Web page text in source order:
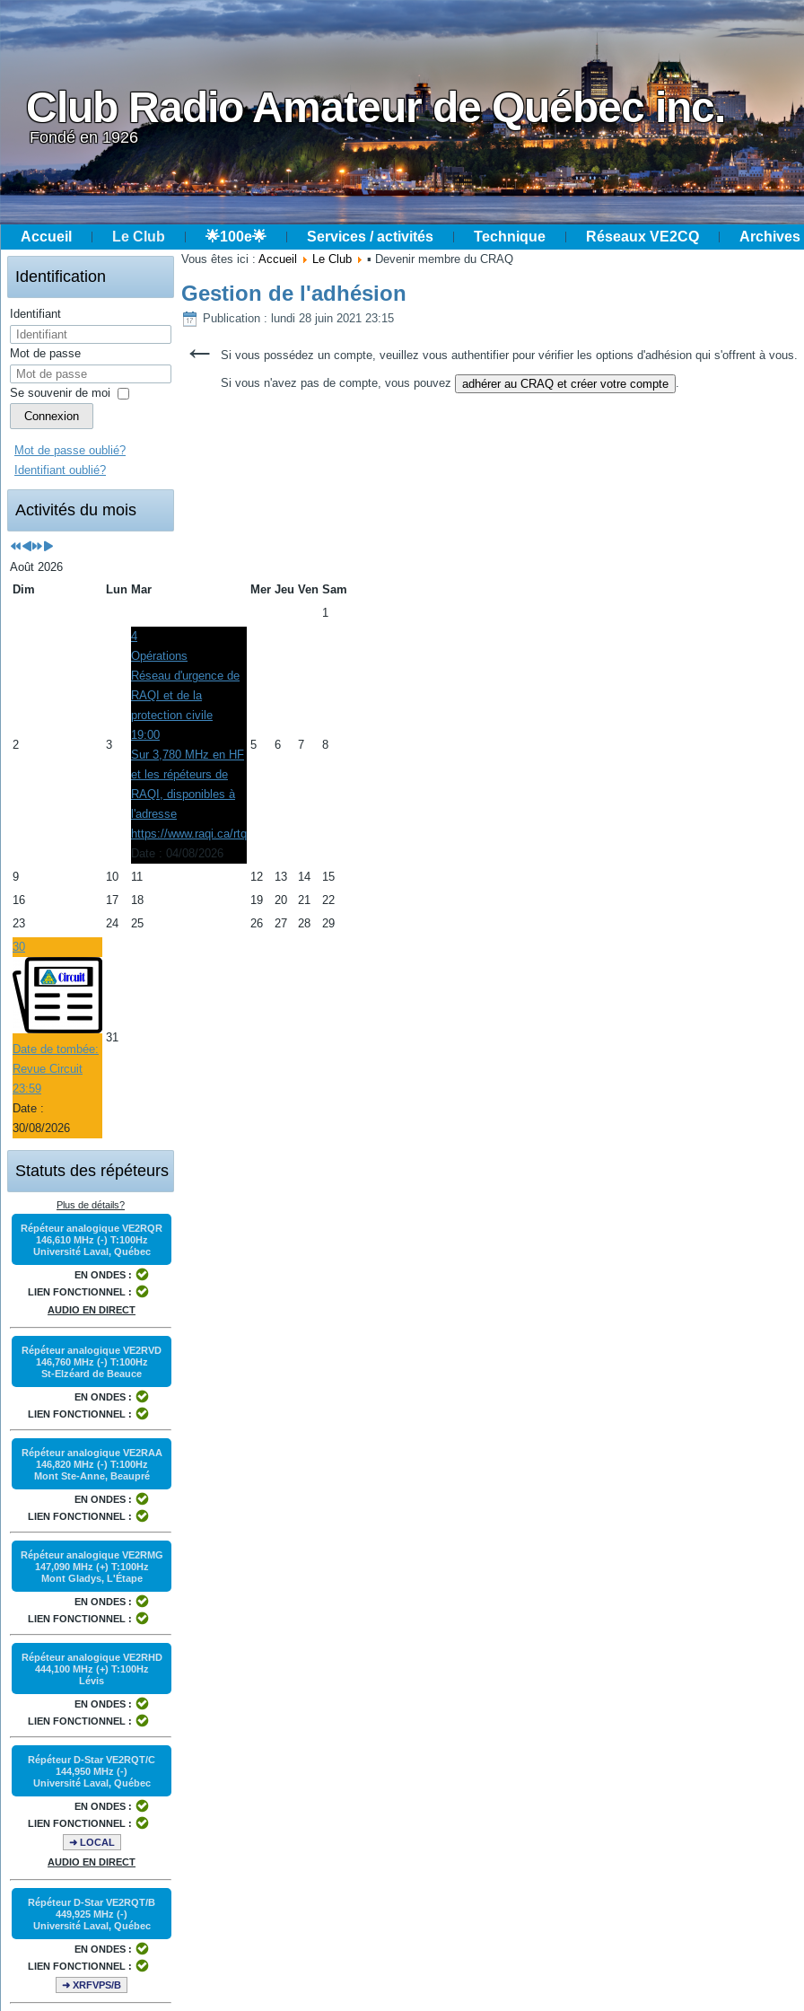
Club Radio Amateur de Québec inc.
Fondé en 1926
Accueil Le Club 🌟100e🌟 Services / activités Technique Réseaux VE2CQ Archives
Identification
Identifiant
Mot de passe
Se souvenir de moi
Connexion
Mot de passe oublié?
Identifiant oublié?
Activités du mois
Année
précédente
Mois
précédent
Année
suivante
Mois
suivant
Août 2026
Dim
Lun Mar Mer Jeu Ven Sam
1
2 3
4
Opérations
Réseau d'urgence de
RAQI et de la
protection civile
19:00
Sur 3,780 MHz en HF
et les répéteurs de
RAQI, disponibles à
l'adresse
https://www.raqi.ca/rtq
Date : 04/08/2026
5 6 7 8
9 10 11 12 13 14
15
16
17 18 19 20 21
22
23
24 25 26 27 28
29
30
Date de tombée:
Revue Circuit
23:59
Date :
30/08/2026
31
Statuts des répéteurs
Plus de détails?
Répéteur analogique VE2RQR
146,610 MHz (-) T:100Hz
Université Laval, Québec
EN ONDES :
LIEN FONCTIONNEL :
AUDIO EN DIRECT
Répéteur analogique VE2RVD
146,760 MHz (-) T:100Hz
St-Elzéard de Beauce
EN ONDES :
LIEN FONCTIONNEL :
Répéteur analogique VE2RAA
146,820 MHz (-) T:100Hz
Mont Ste-Anne, Beaupré
EN ONDES :
LIEN FONCTIONNEL :
Répéteur analogique VE2RMG
147,090 MHz (+) T:100Hz
Mont Gladys, L'Étape
EN ONDES :
LIEN FONCTIONNEL :
Répéteur analogique VE2RHD
444,100 MHz (+) T:100Hz
Lévis
EN ONDES :
LIEN FONCTIONNEL :
Répéteur D-Star VE2RQT/C
144,950 MHz (-)
Université Laval, Québec
EN ONDES :
LIEN FONCTIONNEL :
➜ LOCAL
AUDIO EN DIRECT
Répéteur D-Star VE2RQT/B
449,925 MHz (-)
Université Laval, Québec
EN ONDES :
LIEN FONCTIONNEL :
➜ XRFVPS/B
Vous êtes ici : Accueil Le Club ▪ Devenir membre du CRAQ
Gestion de l'adhésion
Publication : lundi 28 juin 2021 23:15
← Si vous possédez un compte, veuillez vous authentifier pour vérifier les options d'adhésion qui s'offrent à vous.
Si vous n'avez pas de compte, vous pouvez .